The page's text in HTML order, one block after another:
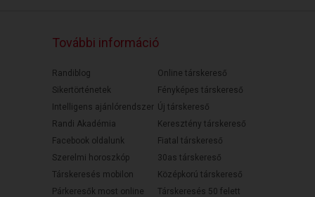
További információ
Randiblog
Sikertörténetek
Intelligens ajánlórendszer
Randi Akadémia
Facebook oldalunk
Szerelmi horoszkóp
Társkeresés mobilon
Párkeresők most online
Online társkereső
Fényképes társkereső
Új társkereső
Keresztény társkereső
Fiatal társkereső
30as társkereső
Középkorú társkereső
Társkeresés 50 felett